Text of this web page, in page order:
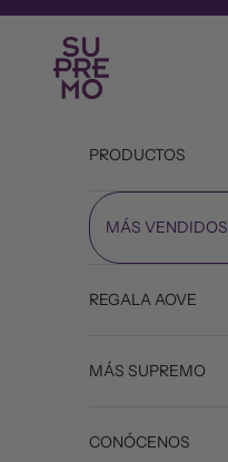
Ir al contenido
Aceite Supremo
PRODUCTOS
MÁS VENDIDOS
REGALA AOVE
MÁS SUPREMO
CONÓCENOS